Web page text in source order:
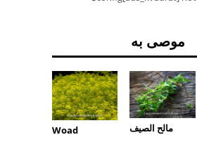
موصى به
Woad مالح الصيف